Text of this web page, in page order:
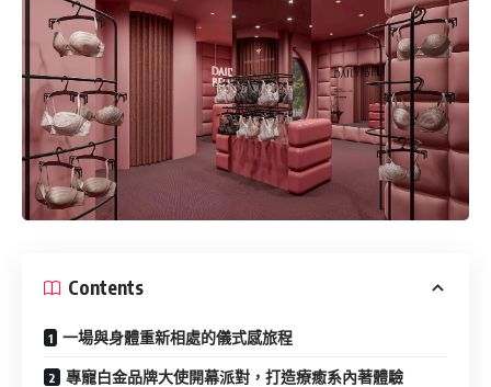
Contents
一場與身體重新相處的儀式感旅程
專寵白金品牌大使開幕派對，打造療癒系內著體驗